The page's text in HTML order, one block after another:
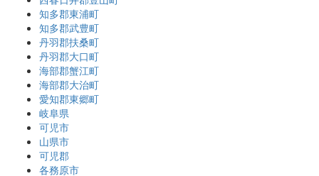
知多郡東浦町
知多郡武豊町
丹羽郡扶桑町
丹羽郡大口町
海部郡蟹江町
海部郡大治町
愛知郡東郷町
岐阜県
可児市
山県市
可児郡
各務原市